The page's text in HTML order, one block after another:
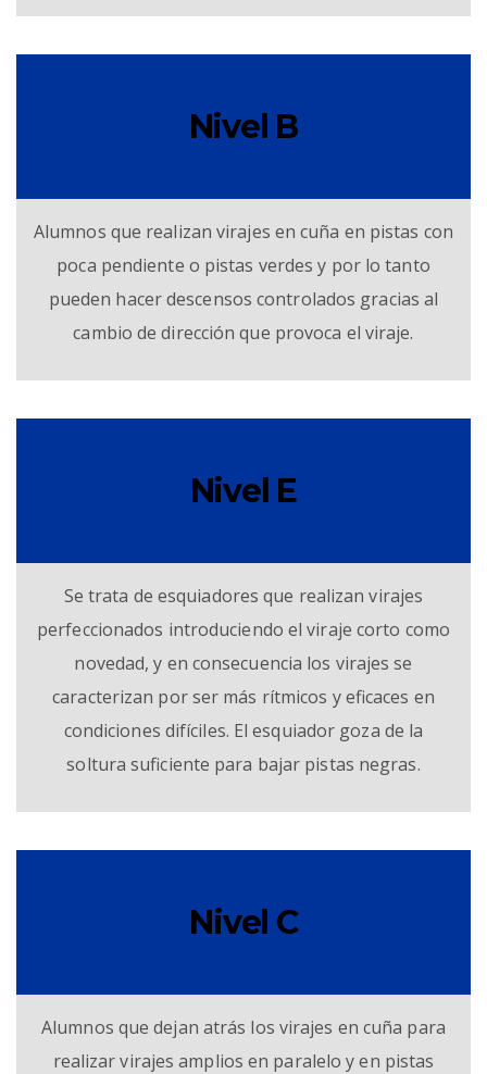
Nivel B
Alumnos que realizan virajes en cuña en pistas con
poca pendiente o pistas verdes y por lo tanto
pueden hacer descensos controlados gracias al
cambio de dirección que provoca el viraje.
Nivel E
Se trata de esquiadores que realizan virajes
perfeccionados introduciendo el viraje corto como
novedad, y en consecuencia los virajes se
caracterizan por ser más rítmicos y eficaces en
condiciones difíciles. El esquiador goza de la
soltura suficiente para bajar pistas negras.
Nivel C
Alumnos que dejan atrás los virajes en cuña para
realizar virajes amplios en paralelo y en pistas